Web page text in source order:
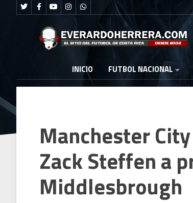
INICIO FUTBOL NACIONAL
Manchester
Zack Steffen a
Middlesbrough